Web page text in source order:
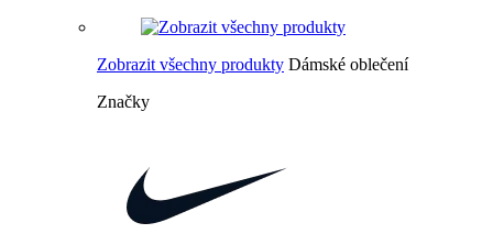
Zobrazit všechny produkty Dámské oblečení
Značky